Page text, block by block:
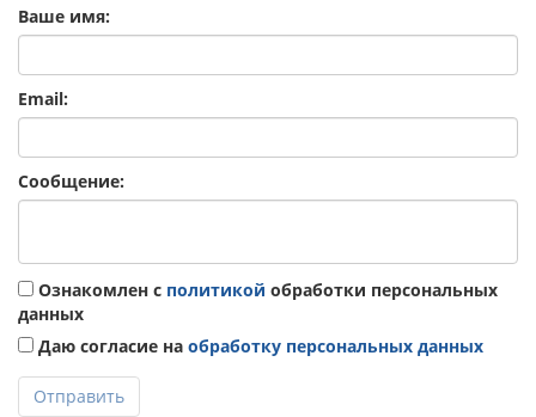
Ваше имя:
Email:
Сообщение:
Ознакомлен с политикой обработки персональных
данных
Даю согласие на обработку персональных данных
Отправить